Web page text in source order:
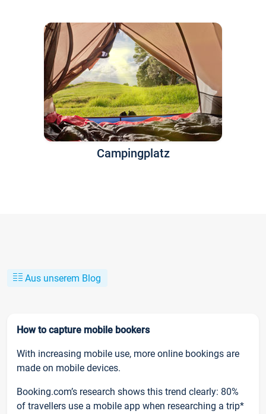
Campingplatz
Aus unserem Blog
How to capture mobile bookers
With increasing mobile use, more online bookings are
made on mobile devices.
Booking.com’s research shows this trend clearly: 80%
of travellers use a mobile app when researching a trip*